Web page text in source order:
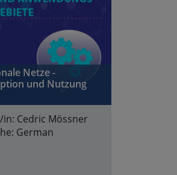
Netze -
und Nutzung
in: Cedric Mössner
German